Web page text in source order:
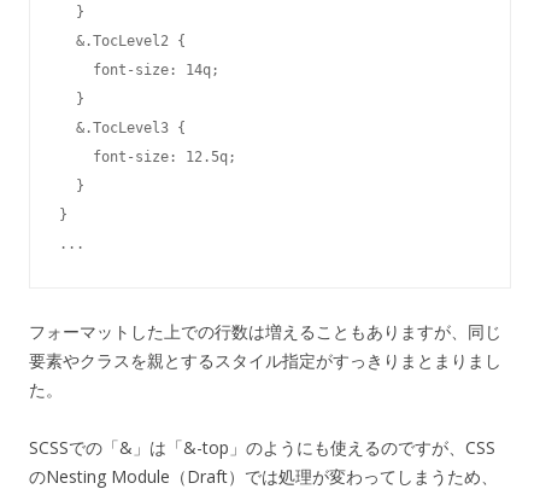
  }
  &.TocLevel2 {
    font-size: 14q;
  }
  &.TocLevel3 {
    font-size: 12.5q;
  }
}
フォーマットした上での行数は増えることもありますが、同じ
要素やクラスを親とするスタイル指定がすっきりまとまりまし
た。
SCSSでの「&」は「&-top」のようにも使えるのですが、CSS
のNesting Module（Draft）では処理が変わってしまうため、